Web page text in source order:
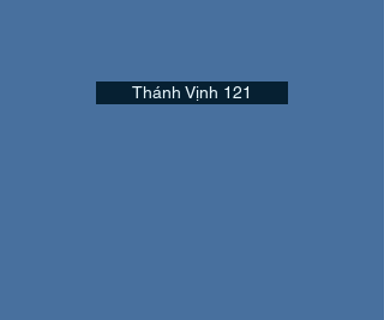
Thánh Vịnh 121